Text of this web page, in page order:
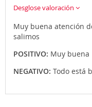
Desglose valoración
Muy buena atención
salimos
POSITIVO: Muy buena
NEGATIVO: Todo está